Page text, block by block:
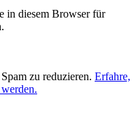
in diesem Browser für
zu reduzieren. Erfahre,